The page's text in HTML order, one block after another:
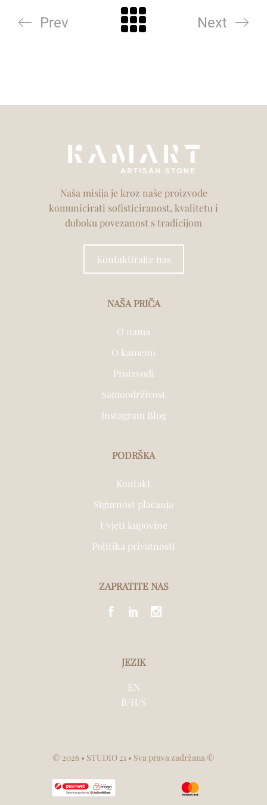
Prev Next
Naša misija je kroz naše proizvode
komunicirati sofisticiranost, kvalitetu i
duboku povezanost s tradicijom
Kontaktirajte nas
NAŠA PRIČA
O nama
O kamenu
Proizvodi
Samoodrživost
Instagram Blog
PODRŠKA
Kontakt
Sigurnost plaćanja
Uvjeti kupovine
Politika privatnosti
ZAPRATITE NAS
JEZIK
EN
B/H/S
© 2026 • STUDIO 21 • Sva prava zadržana ©